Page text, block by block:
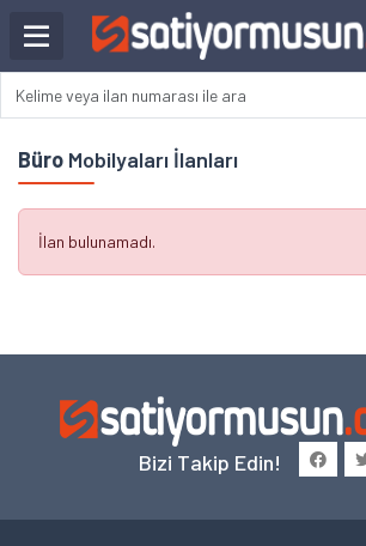
Büro Mobilyaları İlanları
İlan bulunamadı.
Bizi Takip Edin!